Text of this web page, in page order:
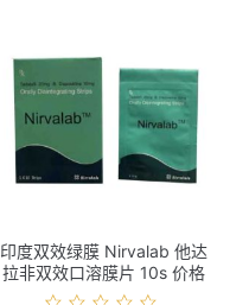
印度双效绿膜 Nirvalab 他达
拉非双效口溶膜片 10s 价格